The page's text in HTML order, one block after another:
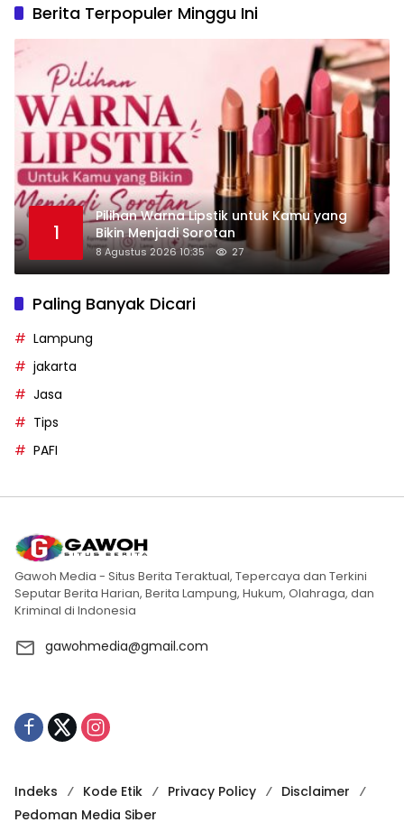
Berita Terpopuler Minggu Ini
1
Pilihan Warna Lipstik untuk Kamu yang
Bikin Menjadi Sorotan
8 Agustus 2026 10:35 27
Paling Banyak Dicari
Lampung
jakarta
Jasa
Tips
PAFI
Gawoh Media - Situs Berita Teraktual, Tepercaya dan Terkini
Seputar Berita Harian, Berita Lampung, Hukum, Olahraga, dan
Kriminal di Indonesia
gawohmedia@gmail.com
Indeks Kode Etik Privacy Policy
Disclaimer
Pedoman Media Siber